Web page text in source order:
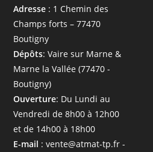
Adresse : 1 Chemin des
Champs forts – 77470
Boutigny
Dépôts: Vaire sur Marne &
Marne la Vallée (77470 -
Boutigny)
Ouverture: Du Lundi au
Vendredi de 8h00 à 12h00
et de 14h00 à 18h00
E-mail : vente@atmat-tp.fr -